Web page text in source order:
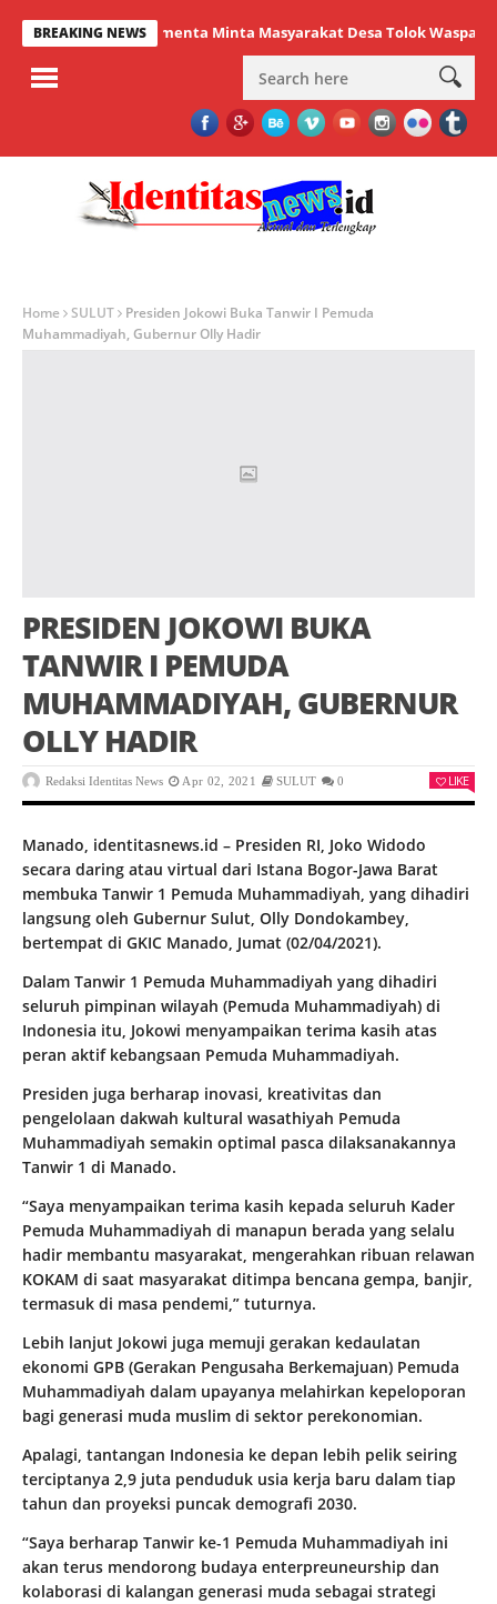
BREAKING NEWSLumenta Minta Masyarakat Desa Tolok Waspadai
Home SULUT
Presiden Jokowi Buka Tanwir I Pemuda
Muhammadiyah, Gubernur Olly Hadir
PRESIDEN JOKOWI BUKA
TANWIR I PEMUDA
MUHAMMADIYAH, GUBERNUR
OLLY HADIR
Redaksi Identitas News Apr 02, 2021 SULUT 0 LIKE
Manado, identitasnews.id – Presiden RI, Joko Widodo
secara daring atau virtual dari Istana Bogor-Jawa Barat
membuka Tanwir 1 Pemuda Muhammadiyah, yang dihadiri
langsung oleh Gubernur Sulut, Olly Dondokambey,
bertempat di GKIC Manado, Jumat (02/04/2021).
Dalam Tanwir 1 Pemuda Muhammadiyah yang dihadiri
seluruh pimpinan wilayah (Pemuda Muhammadiyah) di
Indonesia itu, Jokowi menyampaikan terima kasih atas
peran aktif kebangsaan Pemuda Muhammadiyah.
Presiden juga berharap inovasi, kreativitas dan
pengelolaan dakwah kultural wasathiyah Pemuda
Muhammadiyah semakin optimal pasca dilaksanakannya
Tanwir 1 di Manado.
“Saya menyampaikan terima kasih kepada seluruh Kader
Pemuda Muhammadiyah di manapun berada yang selalu
hadir membantu masyarakat, mengerahkan ribuan relawan
KOKAM di saat masyarakat ditimpa bencana gempa, banjir,
termasuk di masa pendemi,” tuturnya.
Lebih lanjut Jokowi juga memuji gerakan kedaulatan
ekonomi GPB (Gerakan Pengusaha Berkemajuan) Pemuda
Muhammadiyah dalam upayanya melahirkan kepeloporan
bagi generasi muda muslim di sektor perekonomian.
Apalagi, tantangan Indonesia ke depan lebih pelik seiring
terciptanya 2,9 juta penduduk usia kerja baru dalam tiap
tahun dan proyeksi puncak demografi 2030.
“Saya berharap Tanwir ke-1 Pemuda Muhammadiyah ini
akan terus mendorong budaya enterpreuneurship dan
kolaborasi di kalangan generasi muda sebagai strategi